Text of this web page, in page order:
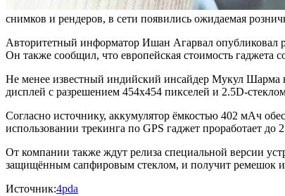
снимков и рендеров, в сети появились ожидаемая
Авторитетный информатор Ишан Агарвал опубликовал
Он также сообщил, что европейская стоимость гаджета
Не менее известный индийский инсайдер Мукул Шарма
дисплей с разрешением 454х454 пикселей и 2.5D-
Согласно источнику, аккумулятор ёмкостью 402 мАч
использовании трекинга по GPS гаджет проработает до
От компании также ждут релиза специальной версии
защищённым сапфировым стеклом, и получит ремешок
Источник:4pda